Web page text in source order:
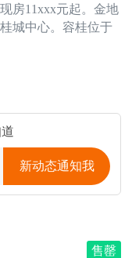
房11xxx元起。金地
城中心。容桂位于
新动态通知我
售罄